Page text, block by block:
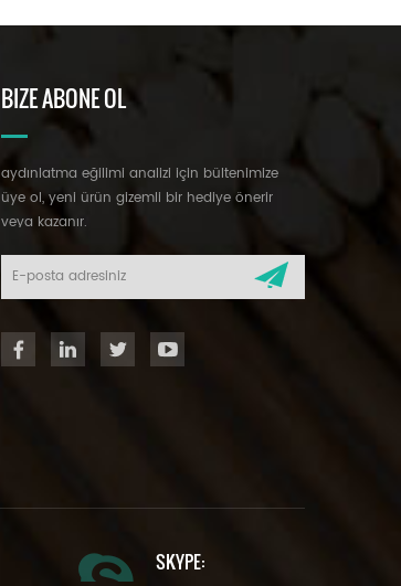
BIZE ABONE OL
aydınlatma eğilimi analizi için bültenimize
üye ol, yeni ürün gizemli bir hediye önerir
veya kazanır.
SKYPE: